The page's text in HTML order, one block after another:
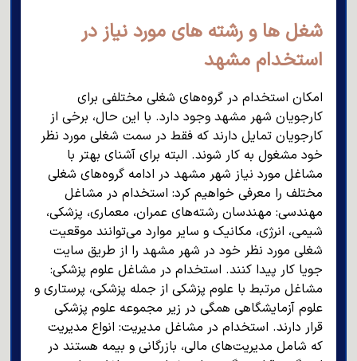
شغل ها و رشته های مورد نیاز در
استخدام مشهد
امکان استخدام در گروه‌های شغلی مختلفی برای
کارجویان شهر مشهد وجود دارد. با این حال، برخی از
کارجویان تمایل دارند که فقط در سمت شغلی مورد نظر
خود مشغول به کار شوند. البته برای آشنای بهتر با
مشاغل مورد نیاز شهر مشهد در ادامه گروه‌های شغلی
مختلف را معرفی خواهیم کرد: استخدام در مشاغل
مهندسی: مهندسان رشته‌های عمران، معماری، پزشکی،
شیمی، انرژی، مکانیک و سایر موارد می‌توانند موقعیت
شغلی مورد نظر خود در شهر مشهد را از طریق سایت
جویا کار پیدا کنند. استخدام در مشاغل علوم پزشکی:
مشاغل مرتبط با علوم پزشکی از جمله پزشکی، پرستاری و
علوم آزمایشگاهی همگی در زیر مجموعه علوم پزشکی
قرار دارند. استخدام در مشاغل مدیریت: انواع مدیریت
که شامل مدیریت‌های مالی، بازرگانی و بیمه هستند در